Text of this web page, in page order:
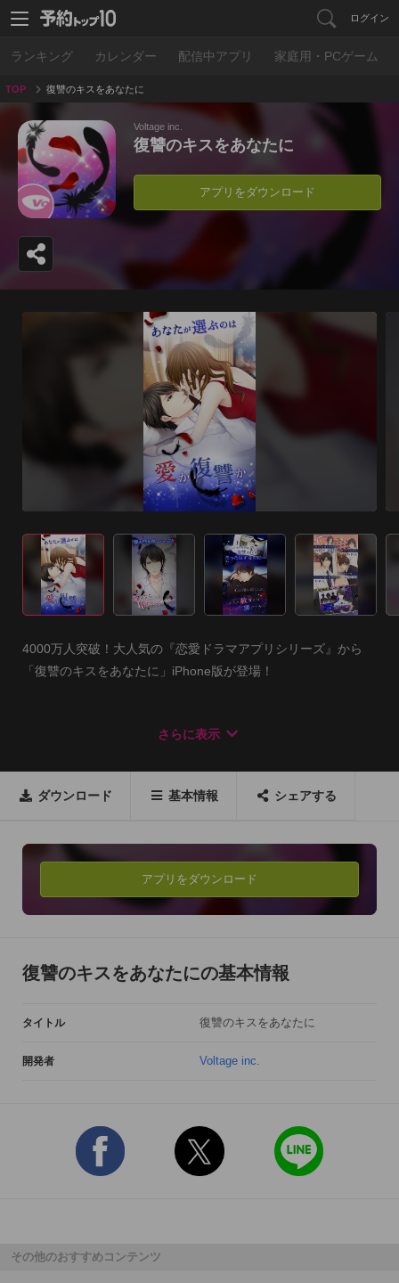
ログイン
ランキング カレンダー 配信中アプリ 家庭用・PCゲーム
TOP 復讐のキスをあなたに
Voltage inc.
復讐のキスをあなたに
アプリをダウンロード
4000万人突破！大人気の『恋愛ドラマアプリシリーズ』から
「復讐のキスをあなたに」iPhone版が登場！
http://youtu.be/KrIkWlwWnrc
この愛に…
東京の大病院。
女医としてやって来たあなた。
目的は、12年前の恨みを晴らすこと。
「どんな事があってもお前を愛してる」
この人を赦すのは、罪ですか？
----------------------------
復讐をやり遂げるか、彼との幸せをとるか…最後にあなたが選
さらに表示
ダウンロード 基本情報 シェアする
アプリをダウンロード
復讐のキスをあなたにの基本情報
タイトル 復讐のキスをあなたに
開発者 Voltage inc.
その他のおすすめコンテンツ